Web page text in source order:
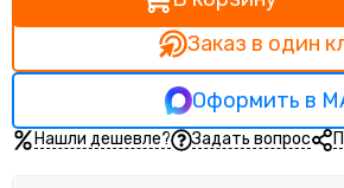
Кабинет руководителя Тренд (Trend)
Заказ в один
Оформить в
Нашли дешевле? Задать вопрос